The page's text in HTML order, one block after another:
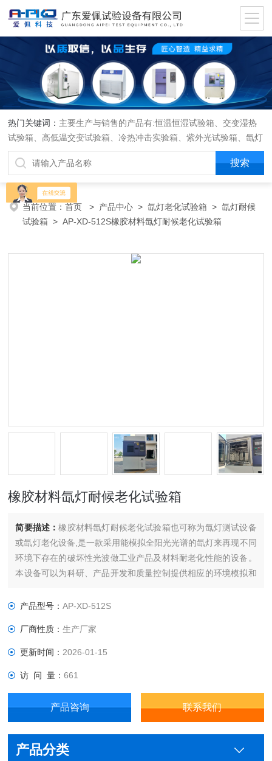
热门关键词： 主要生产与销售的产品有:恒温恒湿试验箱、交变湿热
试验箱、高低温交变试验箱、冷热冲击实验箱、紫外光试验箱、氙灯
老化箱、恒温恒湿实验室、沙尘试验箱、淋雨试验箱、盐水喷雾试验
箱、各种振动试验台、拉力试验机、蒸汽老化试验机、跌落试验机、
插拔力试验机、按健寿命试验机、纸带耐磨擦试验机、工业烘烤箱
当前位置：首页 > 产品中心 >氙灯老化试验箱 >氙灯耐候
试验箱 > AP-XD-512S橡胶材料氙灯耐候老化试验箱
橡胶材料氙灯耐候老化试验箱
简要描述：橡胶材料氙灯耐候老化试验箱也可称为氙灯测试设备
或氙灯老化设备,是一款采用能模拟全阳光光谱的氙灯来再现不同
环境下存在的破坏性光波做工业产品及材料耐老化性能的设备。
本设备可以为科研、产品开发和质量控制提供相应的环境模拟和
料配方组成变化后耐用性的变化等试验。
产品型号：AP-XD-512S
厂商性质：生产厂家
更新时间： 2026-01-15
访 问 量：661
产品咨询 联系我们
产品分类